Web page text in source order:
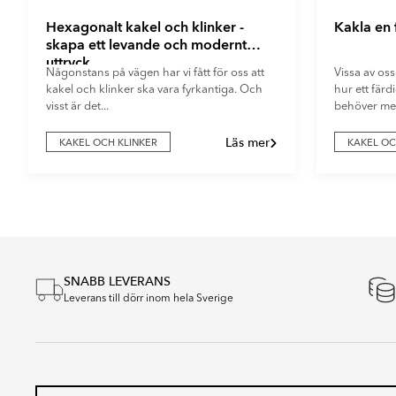
Hexagonalt kakel och klinker -
skapa ett levande och modernt
uttryck
Någonstans på vägen har vi fått för oss att
kakel och klinker ska vara fyrkantiga. Och
visst är det...
KAKEL OCH KLINKER Läs mer
Kakla
Vissa av
hur ett
behöver
KAKEL
SNABB LEVERANS
Leverans till dörr inom hela Sverige